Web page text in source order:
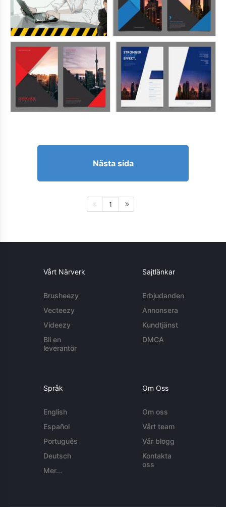
Nästa sida
1
Vårt Närverk
Brusheezy
Vecteezy
Videezy
Bli en
leverantör
Sajtlänkar
Erbjudanden
Annonsera
Kundtjänst
DMCA
Språk
English
Español
Português
Deutsch
Mer...
Om Oss
Om oss
Vårt team
Vår blogg
Kontakta
oss